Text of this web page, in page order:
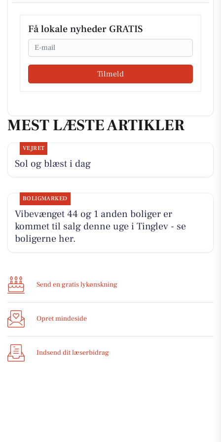
Få lokale nyheder GRATIS
Email
Tilmeld
MEST LÆSTE ARTIKLER
VEJRET
Sol og blæst i dag
BOLIGMARKED
Vibevænget 44 og 1 anden boliger er
kommet til salg denne uge i Tinglev - se
boligerne her.
Send en gratis lykønskning
Opret mindeside
Indsend dit læserbidrag